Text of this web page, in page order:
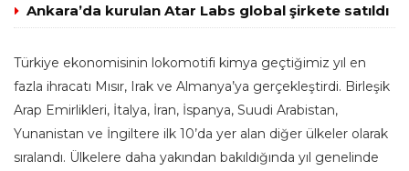
Ankara’da kurulan Atar Labs global şirkete satıldı
Türkiye ekonomisinin lokomotifi kimya geçtiğimiz yıl en
fazla ihracatı Mısır, Irak ve Almanya’ya gerçekleştirdi. Birleşik
Arap Emirlikleri, İtalya, İran, İspanya, Suudi Arabistan,
Yunanistan ve İngiltere ilk 10’da yer alan diğer ülkeler olarak
sıralandı. Ülkelere daha yakından bakıldığında yıl genelinde